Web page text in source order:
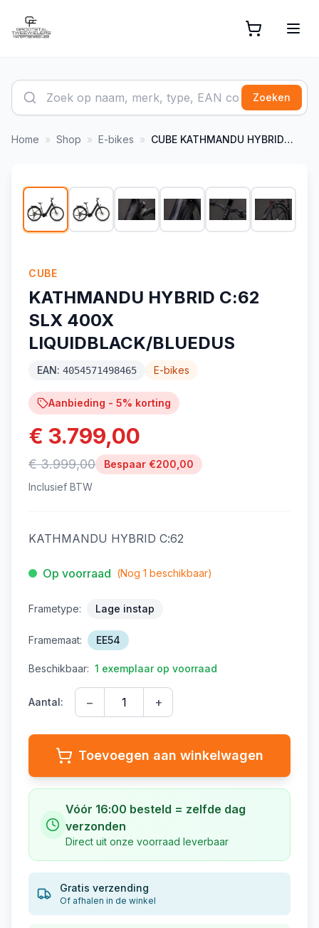
Zoeken
Home » Shop » E-bikes » CUBE KATHMANDU HYBRID C:62 SLX 400X LIQUIDBLACK/BLUEDUS
-5
CUBE
KATHMANDU HYBRID C:62
SLX 400X
LIQUIDBLACK/BLUEDUS
EAN: 4054571498465 E-bikes
Aanbieding - 5% korting
€ 3.799,00
€ 3.999,00 Bespaar €200,00
Inclusief BTW
KATHMANDU HYBRID C:62
Op voorraad (Nog 1 beschikbaar)
Frametype: Lage instap
Framemaat: EE54
Beschikbaar: 1 exemplaar op voorraad
Aantal: − +
Toevoegen aan winkelwagen
Vóór 16:00 besteld = zelfde dag
verzonden
Direct uit onze voorraad leverbaar
Gratis verzending
Of afhalen in de winkel